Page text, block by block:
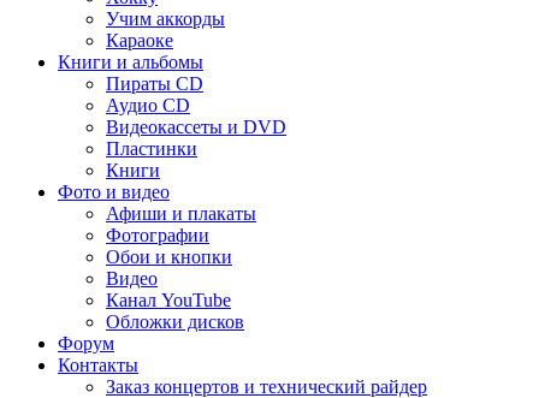
Учим аккорды
Караоке
Книги и альбомы
Пираты CD
Аудио CD
Видеокассеты и DVD
Пластинки
Книги
Фото и видео
Афиши и плакаты
Фотографии
Обои и кнопки
Видео
Канал YouTube
Обложки дисков
Форум
Контакты
Заказ концертов и технический райдер